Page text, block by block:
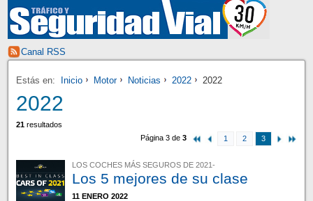
Canal RSS
Estás en: Inicio Motor Noticias 2022 2022
2022
21resultados
Página 3 de3 1 2 3
LOS COCHES MÁS SEGUROS DE 2021-
Los 5 mejores de su clase
11 ENERO 2022